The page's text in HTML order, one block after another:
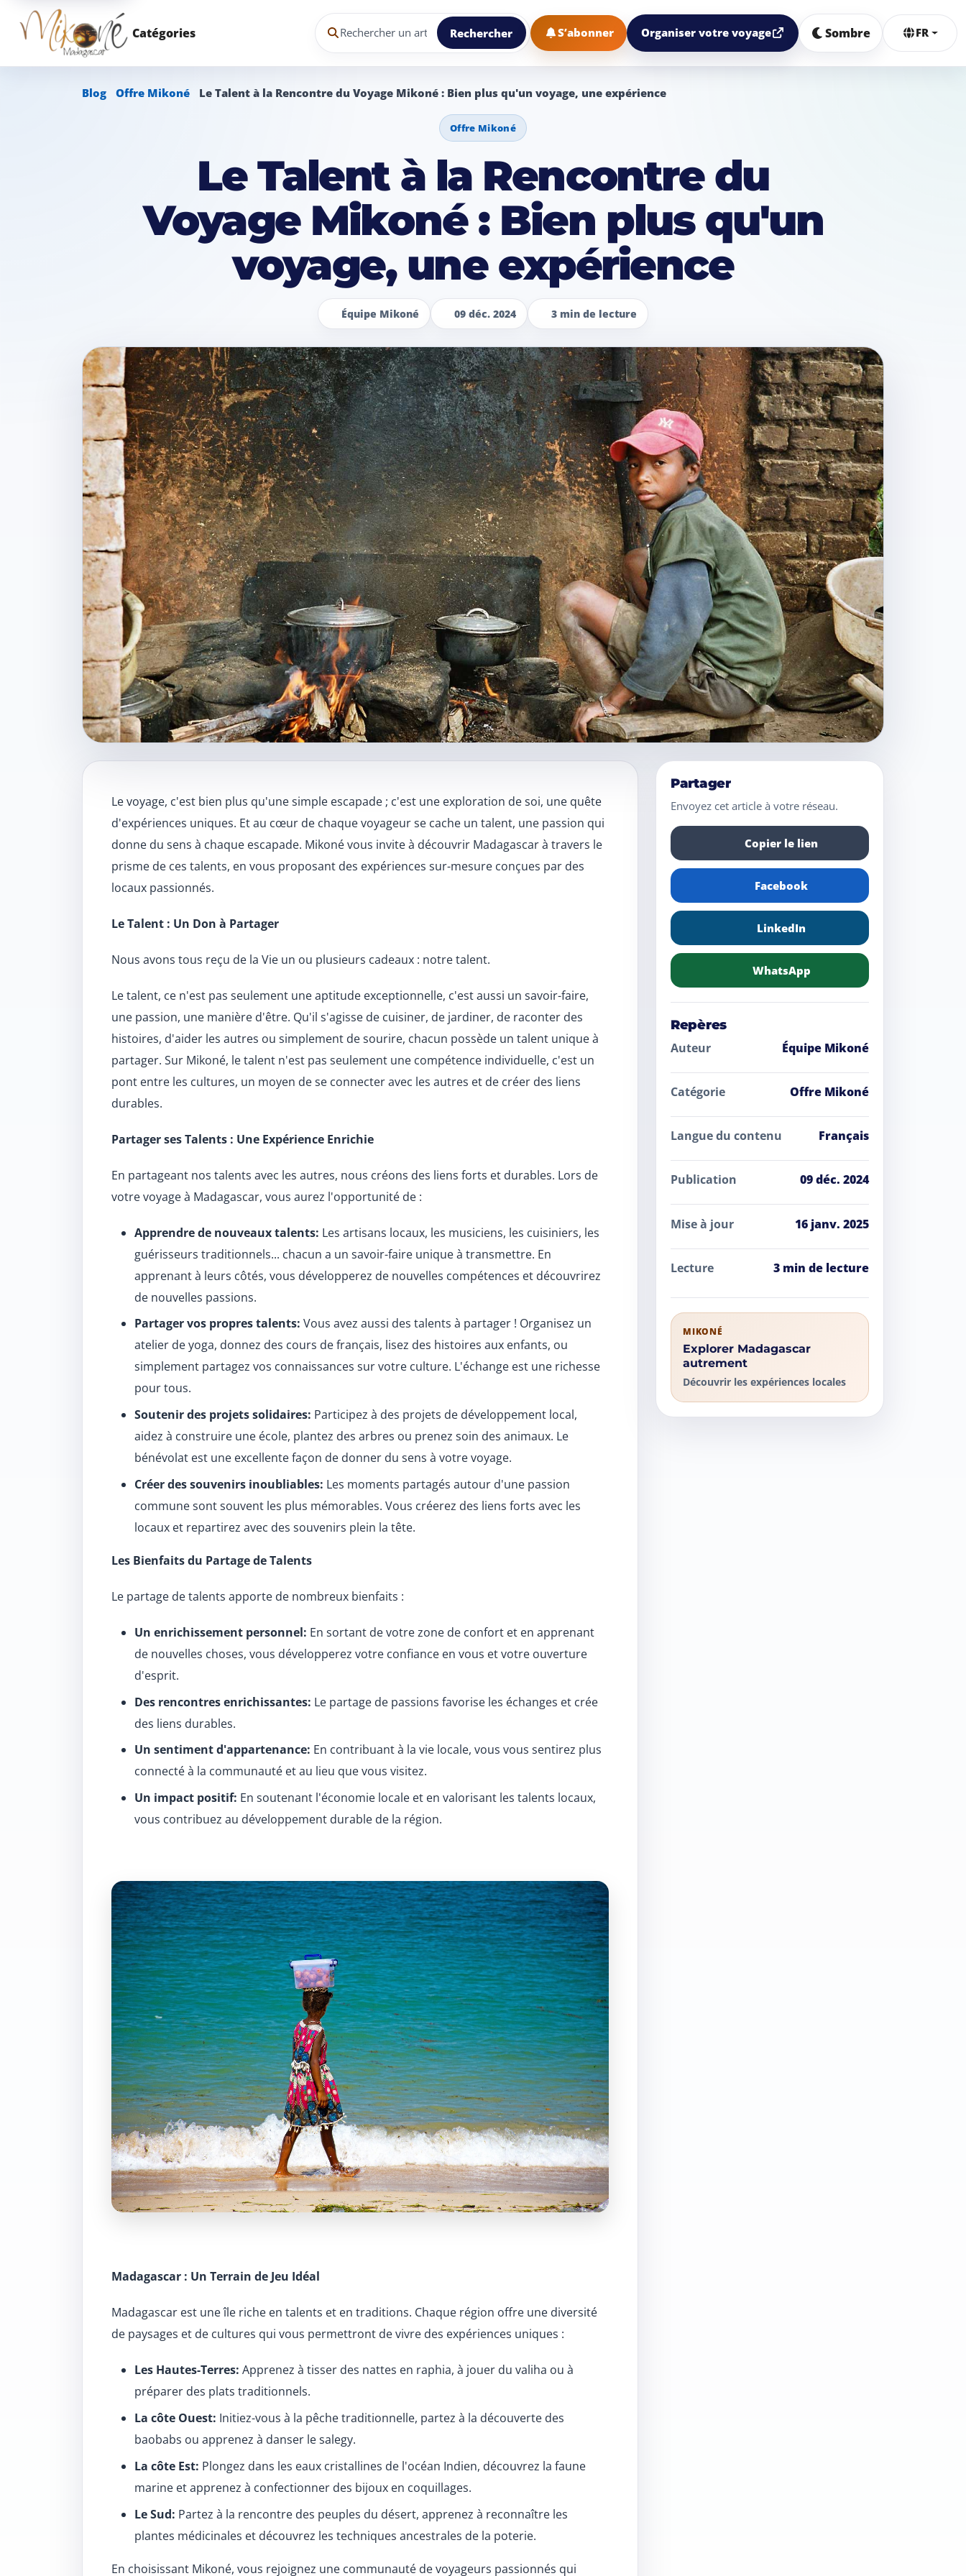
Catégories
Rechercher un article dans le blog Mikoné
Rechercher S’abonner Organiser votre voyage Sombre FR
Blog Offre Mikoné Le Talent à la Rencontre du Voyage Mikoné : Bien plus qu'un voyage, une expérience
Offre Mikoné
Le Talent à la Rencontre du
Voyage Mikoné : Bien plus qu'un
voyage, une expérience
Équipe Mikoné 09 déc. 2024 3 min de lecture
Contenu de l’article
Le voyage, c'est bien plus qu'une simple escapade ; c'est une exploration de soi, une quête
d'expériences uniques. Et au cœur de chaque voyageur se cache un talent, une passion qui
donne du sens à chaque escapade. Mikoné vous invite à découvrir Madagascar à travers le
prisme de ces talents, en vous proposant des expériences sur-mesure conçues par des
locaux passionnés.
Le Talent : Un Don à Partager
Nous avons tous reçu de la Vie un ou plusieurs cadeaux : notre talent.
Le talent, ce n'est pas seulement une aptitude exceptionnelle, c'est aussi un savoir-faire,
une passion, une manière d'être. Qu'il s'agisse de cuisiner, de jardiner, de raconter des
histoires, d'aider les autres ou simplement de sourire, chacun possède un talent unique à
partager. Sur Mikoné, le talent n'est pas seulement une compétence individuelle, c'est un
pont entre les cultures, un moyen de se connecter avec les autres et de créer des liens
durables.
Partager ses Talents : Une Expérience Enrichie
En partageant nos talents avec les autres, nous créons des liens forts et durables. Lors de
votre voyage à Madagascar, vous aurez l'opportunité de :
Apprendre de nouveaux talents: Les artisans locaux, les musiciens, les cuisiniers, les
guérisseurs traditionnels... chacun a un savoir-faire unique à transmettre. En
apprenant à leurs côtés, vous développerez de nouvelles compétences et découvrirez
de nouvelles passions.
Partager vos propres talents: Vous avez aussi des talents à partager ! Organisez un
atelier de yoga, donnez des cours de français, lisez des histoires aux enfants, ou
simplement partagez vos connaissances sur votre culture. L'échange est une richesse
pour tous.
Soutenir des projets solidaires: Participez à des projets de développement local,
aidez à construire une école, plantez des arbres ou prenez soin des animaux. Le
bénévolat est une excellente façon de donner du sens à votre voyage.
Créer des souvenirs inoubliables: Les moments partagés autour d'une passion
commune sont souvent les plus mémorables. Vous créerez des liens forts avec les
locaux et repartirez avec des souvenirs plein la tête.
Les Bienfaits du Partage de Talents
Le partage de talents apporte de nombreux bienfaits :
Un enrichissement personnel: En sortant de votre zone de confort et en apprenant
de nouvelles choses, vous développerez votre confiance en vous et votre ouverture
d'esprit.
Des rencontres enrichissantes: Le partage de passions favorise les échanges et crée
des liens durables.
Un sentiment d'appartenance: En contribuant à la vie locale, vous vous sentirez plus
connecté à la communauté et au lieu que vous visitez.
Un impact positif: En soutenant l'économie locale et en valorisant les talents locaux,
vous contribuez au développement durable de la région.
Madagascar : Un Terrain de Jeu Idéal
Madagascar est une île riche en talents et en traditions. Chaque région offre une diversité
de paysages et de cultures qui vous permettront de vivre des expériences uniques :
Les Hautes-Terres: Apprenez à tisser des nattes en raphia, à jouer du valiha ou à
préparer des plats traditionnels.
La côte Ouest: Initiez-vous à la pêche traditionnelle, partez à la découverte des
baobabs ou apprenez à danser le salegy.
La côte Est: Plongez dans les eaux cristallines de l'océan Indien, découvrez la faune
marine et apprenez à confectionner des bijoux en coquillages.
Le Sud: Partez à la rencontre des peuples du désert, apprenez à reconnaître les
plantes médicinales et découvrez les techniques ancestrales de la poterie.
En choisissant Mikoné, vous rejoignez une communauté de voyageurs passionnés qui
Partager
Envoyez cet article à votre réseau.
Copier le lien
Facebook
LinkedIn
WhatsApp
Repères
Auteur Équipe Mikoné
Catégorie Offre Mikoné
Langue du contenu Français
Publication 09 déc. 2024
Mise à jour 16 janv. 2025
Lecture 3 min de lecture
MIKONÉ
Explorer Madagascar
autrement
Découvrir les expériences locales